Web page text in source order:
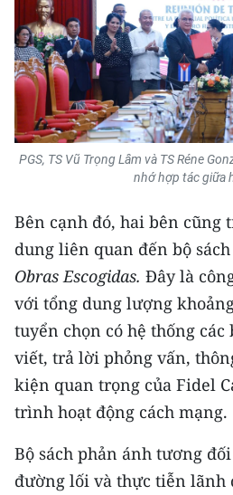
PGS, TS Vũ Trọng Lâm và TS Réne
nhớ hợp tác giữa
Bên cạnh đó, hai bên cũng
dung liên quan đến bộ
Obras Escogidas. Đây là
với tổng dung lượng
tuyển chọn có hệ thống
viết, trả lời phỏng vấn,
kiện quan trọng của Fidel
trình hoạt động cách mạng.
Bộ sách phản ánh tương
đường lối và thực tiễn lãnh